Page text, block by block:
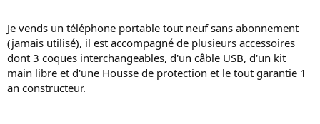
s
c
u
s
i
Je vends un téléphone portable tout neuf sans abonnement
(jamais utilisé), il est accompagné de plusieurs accessoires
dont 3 coques interchangeables, d'un câble USB, d'un kit
main libre et d'une Housse de protection et le tout garantie 1
an constructeur.